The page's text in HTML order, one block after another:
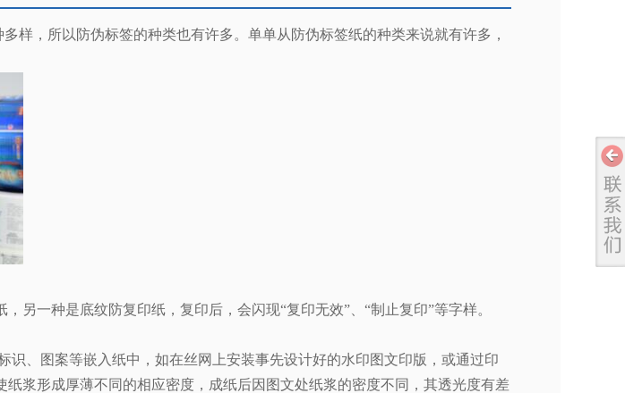
样，所以防伪标签的种类也有许多。单单从防伪标签纸的种类来说就有许多，
另一种是底纹防复印纸，复印后，会闪现“复印无效”、“制止复印”等字样。
识、图案等嵌入纸中，如在丝网上安装事先设计好的水印图文印版，或通过印
纸浆形成厚薄不同的相应密度，成纸后因图文处纸浆的密度不同，其透光度有差